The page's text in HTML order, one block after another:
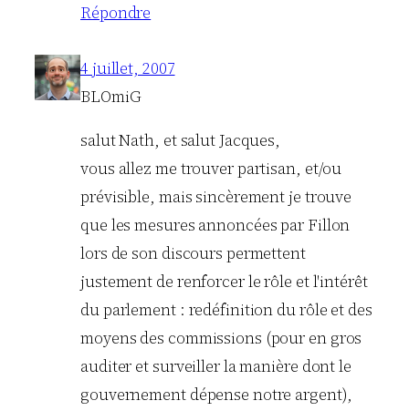
Répondre
4 juillet, 2007
BLOmiG
salut Nath, et salut Jacques,
vous allez me trouver partisan, et/ou
prévisible, mais sincèrement je trouve
que les mesures annoncées par Fillon
lors de son discours permettent
justement de renforcer le rôle et l'intérêt
du parlement : redéfinition du rôle et des
moyens des commissions (pour en gros
auditer et surveiller la manière dont le
gouvernement dépense notre argent),